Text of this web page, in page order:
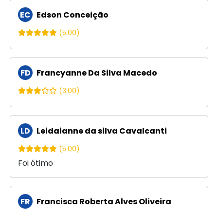
EC Edson Conceição
(5.00)
FD Francyanne Da Silva Macedo
(3.00)
LD Leidaianne da silva Cavalcanti
(5.00)
Foi ótimo
FR Francisca Roberta Alves Oliveira